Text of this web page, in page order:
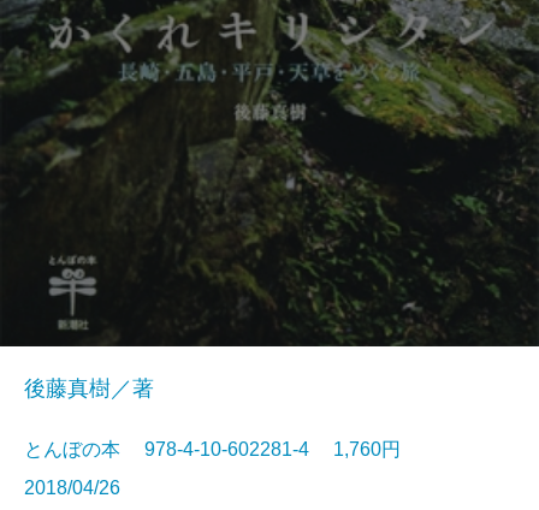
後藤真樹／著
とんぼの本 978-4-10-602281-4 1,760円
2018/04/26